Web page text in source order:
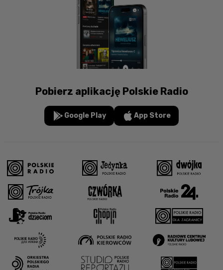
Pobierz aplikację Polskie Radio
Google Play App Store